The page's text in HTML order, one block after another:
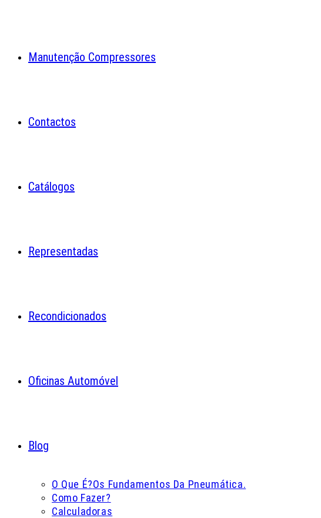
Manutenção Compressores
Contactos
Catálogos
Representadas
Recondicionados
Oficinas Automóvel
Blog
O Que É?Os Fundamentos Da Pneumática.
Como Fazer?
Calculadoras